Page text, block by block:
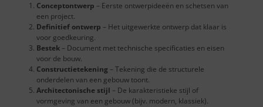
Conceptontwerp – Eerste ontwerpideeën en schetsen van
een project.
Definitief ontwerp – Het uitgewerkte ontwerp dat klaar is
voor goedkeuring.
Bestek– Document met technische specificaties en eisen
voor de bouw.
Constructietekening– Tekening die de structurele
onderdelen van een gebouw toont.
Architectonische stijl – De karakteristieke stijl of
vormgeving van een gebouw (bijv. modern, klassiek).